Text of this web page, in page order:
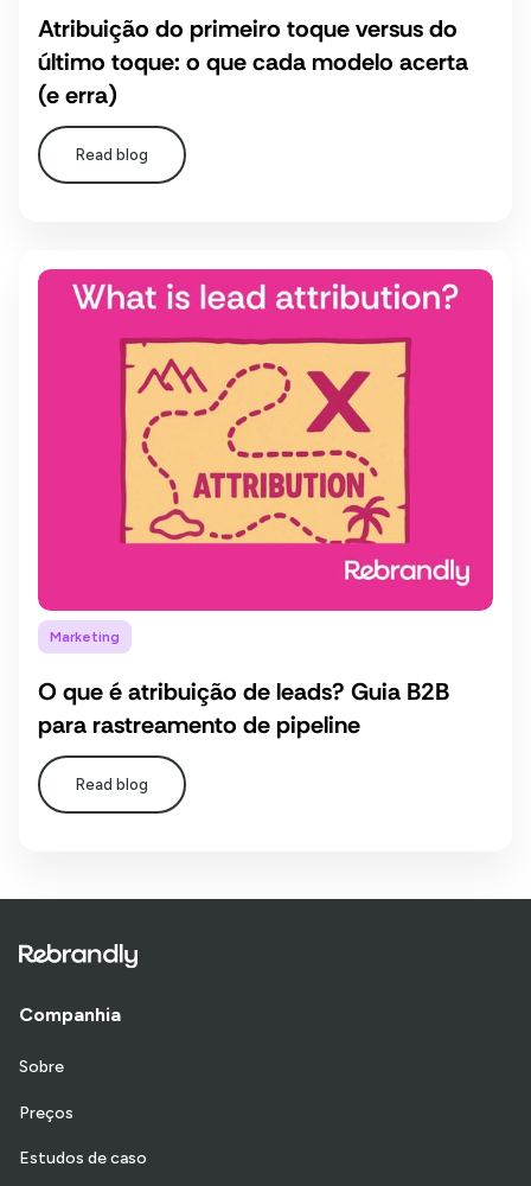
Atribuição do primeiro toque versus do
último toque: o que cada modelo acerta
(e erra)
Read blog
Marketing
O que é atribuição de leads? Guia B2B
para rastreamento de pipeline
Read blog
Companhia
Sobre
Preços
Estudos de caso